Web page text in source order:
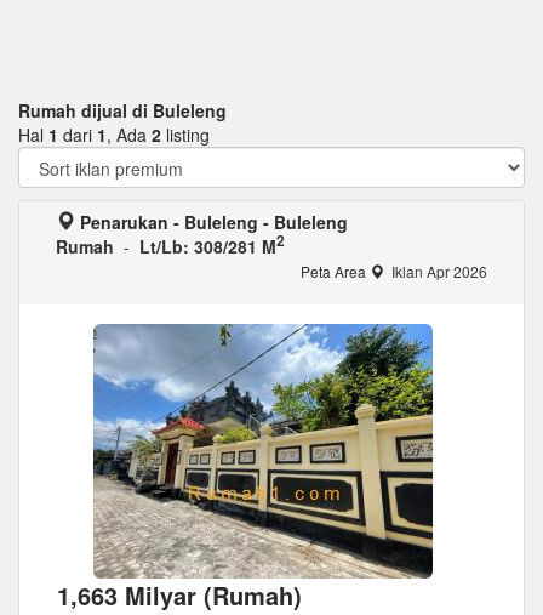
Rumah dijual di Buleleng
Hal 1 dari 1, Ada 2 listing
Penarukan - Buleleng - Buleleng
Rumah - Lt/Lb: 308/281 M2
Peta Area Iklan Apr 2026
1,663 Milyar (Rumah)